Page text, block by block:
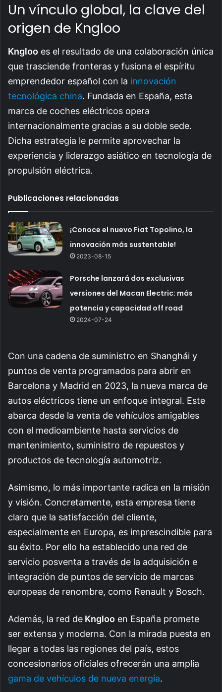
Un vínculo global, la clave del
origen de Kngloo
Kngloo es el resultado de una colaboración única
que trasciende fronteras y fusiona el espíritu
emprendedor español con la innovación
tecnológica china. Fundada en España, esta
marca de coches eléctricos opera
internacionalmente gracias a su doble sede.
Dicha estrategia le permite aprovechar la
experiencia y liderazgo asiático en tecnología de
propulsión eléctrica.
Publicaciones relacionadas
¡Conoce el nuevo Fiat Topolino, la
innovación más sustentable!
2023-08-15
Porsche lanzará dos exclusivas
versiones del Macan Electric: más
potencia y capacidad off road
2024-07-24
Con una cadena de suministro en Shanghái y
puntos de venta programados para abrir en
Barcelona y Madrid en 2023, la nueva marca de
autos eléctricos tiene un enfoque integral. Este
abarca desde la venta de vehículos amigables
con el medioambiente hasta servicios de
mantenimiento, suministro de repuestos y
productos de tecnología automotriz.
Asimismo, lo más importante radica en la misión
y visión. Concretamente, esta empresa tiene
claro que la satisfacción del cliente,
especialmente en Europa, es imprescindible para
su éxito. Por ello ha establecido una red de
servicio posventa a través de la adquisición e
integración de puntos de servicio de marcas
europeas de renombre, como Renault y Bosch.
Además, la red de Kngloo en España promete
ser extensa y moderna. Con la mirada puesta en
llegar a todas las regiones del país, estos
concesionarios oficiales ofrecerán una amplia
gama de vehículos de nueva energía.